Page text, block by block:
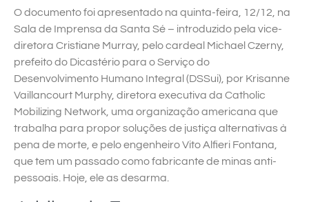
O documento foi apresentado na quinta-feira, 12/12, na
Sala de Imprensa da Santa Sé – introduzido pela vice-
diretora Cristiane Murray, pelo cardeal Michael Czerny,
prefeito do Dicastério para o Serviço do
Desenvolvimento Humano Integral (DSSui), por Krisanne
Vaillancourt Murphy, diretora executiva da Catholic
Mobilizing Network, uma organização americana que
trabalha para propor soluções de justiça alternativas à
pena de morte, e pelo engenheiro Vito Alfieri Fontana,
que tem um passado como fabricante de minas anti-
pessoais. Hoje, ele as desarma.